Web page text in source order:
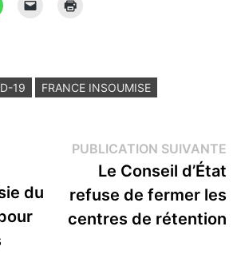
19 FRANCE INSOUMISE
:
du
PUBLICATION SUIVANTE
Le Conseil d’État
refuse de fermer les
centres de rétention